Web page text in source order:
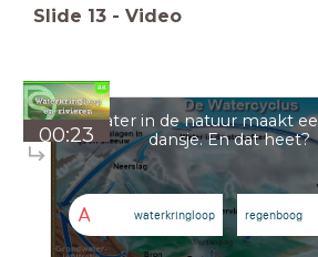
Slide 13 - Video
00:23
Water in de natuur maakt
dansje. En dat heet?
A waterkringloop regenboog